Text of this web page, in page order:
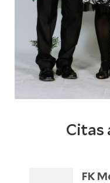
Citas
FK